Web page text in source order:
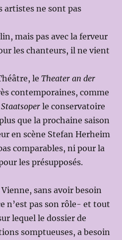
artistes ne sont pas
mais pas avec la ferveur
les chanteurs, il ne vient
le Theater an der
contemporaines, comme
Staatsoperle conservatoire
que la prochaine saison
en scène Stefan Herheim
comparables, ni pour la
les présupposés.
sans avoir besoin
n’est pas son rôle- et tout
lequel le dossier de
somptueuses, a besoin